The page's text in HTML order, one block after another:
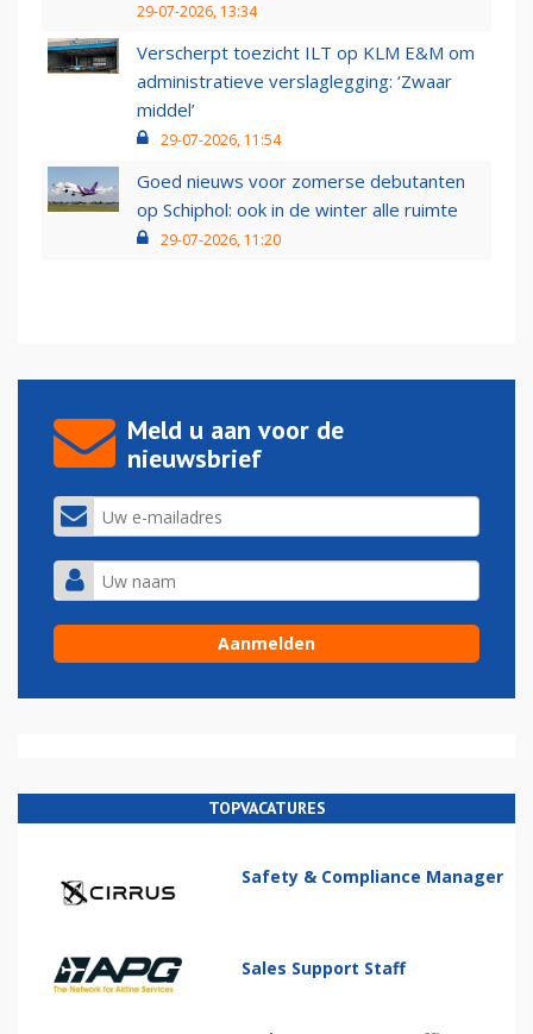
29-07-2026, 13:34
Verscherpt toezicht ILT op KLM E&M om
administratieve verslaglegging: ‘Zwaar
middel’
29-07-2026, 11:54
Goed nieuws voor zomerse debutanten
op Schiphol: ook in de winter alle ruimte
29-07-2026, 11:20
Meld u aan voor de
nieuwsbrief
TOPVACATURES
Safety & Compliance Manager
Sales Support Staff